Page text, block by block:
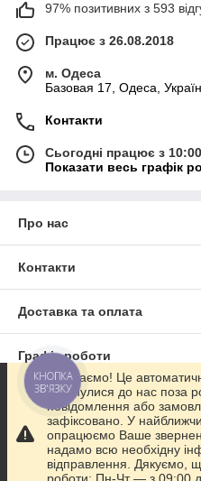
97% позитивних з 593
Працює з 26.08.2018
м. Одеса
Базовая 17, Одеса,
Контакти
Сьогодні працює з
Показати весь графік
Про нас
Контакти
Доставка та оплата
Графік роботи
Повна версія сайту
Сайт створено на
👋 Вітаємо! Це
звернулися до нас поза
повідомлення або
зафіксовано. У
опрацюємо Ваше
надамо всю необхідну
відправлення. Дякуємо,
КНОПКА
ЗВ'ЯЗКУ